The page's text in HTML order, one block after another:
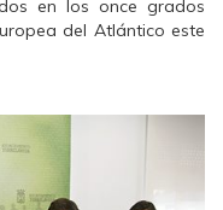
en los once grados
del Atlántico este